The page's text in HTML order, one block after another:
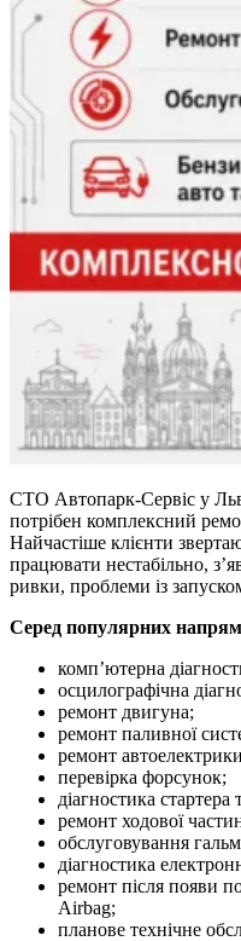
СТО Автопарк-Сервіс у
потрібен комплексний
Найчастіше клієнти
працювати нестабільно,
ривки, проблеми із
Серед популярних
комп’ютерна
осцилографічна
ремонт двигуна;
ремонт паливної
ремонт
перевірка форсунок;
діагностика стартера
ремонт ходової
обслуговування
діагностика
ремонт після появи
Airbag;
планове технічне